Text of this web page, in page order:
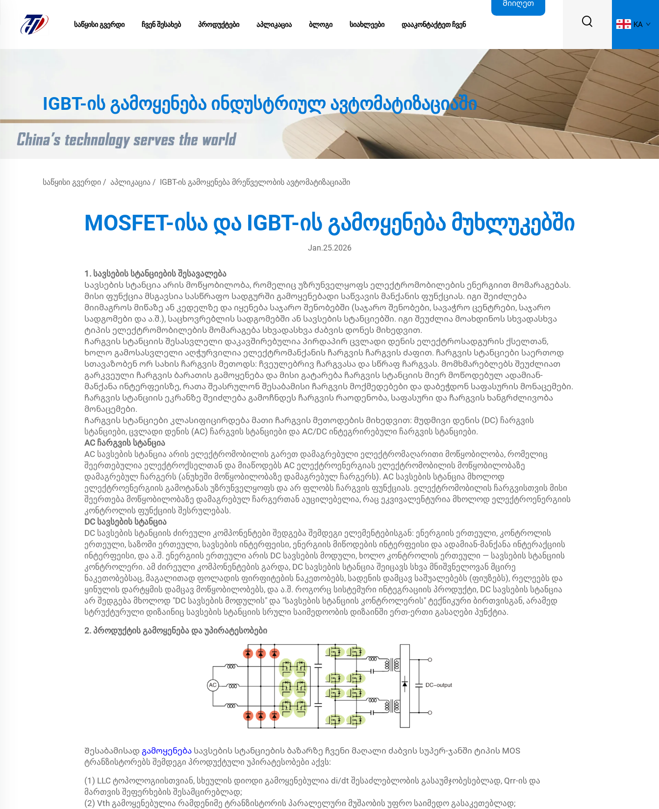
ᲡᲐᲬᲧᲘᲡᲘ ᲒᲕᲔᲠᲓᲘ ᲩᲕᲔᲜ ᲨᲔᲡᲐᲮᲔᲑ ᲞᲠᲝᲓᲣᲥᲢᲔᲑᲘ ᲐᲞᲚᲘᲙᲐᲪᲘᲐ ᲑᲚᲝᲒᲘ ᲡᲘᲐᲮᲚᲔᲔᲑᲘ ᲓᲐᲐᲙᲝᲜᲢᲐᲥᲢᲔᲗ ᲩᲕᲔᲜ
Მიიღეთ
შეთავაზება
KA
IGBT-ის გამოყენება ინდუსტრიულ ავტომატიზაციაში
ᲡᲐᲬᲧᲘᲡᲘ ᲒᲕᲔᲠᲓᲘ / ᲐᲞᲚᲘᲙᲐᲪᲘᲐ / IGBT-ᲘᲡ ᲒᲐᲛᲝᲧᲔᲜᲔᲑᲐ ᲛᲠᲔᲬᲕᲔᲚᲝᲑᲘᲡ ᲐᲕᲢᲝᲛᲐᲢᲘᲖᲐᲪᲘᲐᲨᲘ
MOSFET-ისა და IGBT-ის გამოყენება მუხლუკებში
Jan.25.2026
1. სავსების სტანციების შესავალება
Სავსების სტანცია არის მოწყობილობა, რომელიც უზრუნველყოფს ელექტრომობილების ენერგიით მომარაგებას.
მისი ფუნქცია მსგავსია სასწრაფო სადგურში გამოყენებადი საწვავის მანქანის ფუნქციას. იგი შეიძლება
მიიმაგროს მიწაზე ან კედელზე და იყენება საჯარო შენობებში (საჯარო შენობები, სავაჭრო ცენტრები, საჯარო
სადგომები და ა.შ.), საცხოვრებლის სადგომებში ან სავსების სტანციებში. იგი შეუძლია მოახდინოს სხვადასხვა
ტიპის ელექტრომობილების მომარაგება სხვადასხვა ძაბვის დონეს მიხედვით.
Ჩარგვის სტანციის შესასვლელი დაკავშირებულია პირდაპირ ცვლადი დენის ელექტროსადგურის ქსელთან,
ხოლო გამოსასვლელი აღჭურვილია ელექტრომანქანის ჩარგვის ჩარგვის ძაფით. ჩარგვის სტანციები საერთოდ
სთავაზობენ ორ სახის ჩარგვის მეთოდს: ჩვეულებრივ ჩარგვასა და სწრაფ ჩარგვას. მომხმარებლებს შეუძლიათ
გარკვეული ჩარგვის ბარათის გამოყენება და მისი გატარება ჩარგვის სტანციის მიერ მოწოდებულ ადამიან-
მანქანა ინტერფეისზე, რათა შეასრულონ შესაბამისი ჩარგვის მოქმედებები და დაბეჭდონ საფასურის მონაცემები.
ჩარგვის სტანციის ეკრანზე შეიძლება გამოჩნდეს ჩარგვის რაოდენობა, საფასური და ჩარგვის ხანგრძლივობა
მონაცემები.
Ჩარგვის სტანციები კლასიფიცირდება მათი ჩარგვის მეთოდების მიხედვით: მუდმივი დენის (DC) ჩარგვის
სტანციები, ცვლადი დენის (AC) ჩარგვის სტანციები და AC/DC ინტეგრირებული ჩარგვის სტანციები.
AC ჩარგვის სტანცია
AC სავსების სტანცია არის ელექტრომობილის გარეთ დამაგრებული ელექტრომაღარითი მოწყობილობა, რომელიც
შეერთებულია ელექტროქსელთან და მიაწოდებს AC ელექტროენერგიას ელექტრომობილის მოწყობილობაზე
დამაგრებულ ჩარგერს (ანუხეში მოწყობილობაზე დამაგრებულ ჩარგერს). AC სავსების სტანცია მხოლოდ
ელექტროენერგიის გამოტანას უზრუნველყოფს და არ ფლობს ჩარგვის ფუნქციას. ელექტრომობილის ჩარგვისთვის მისი
შეერთება მოწყობილობაზე დამაგრებულ ჩარგერთან აუცილებელია, რაც ეკვივალენტურია მხოლოდ ელექტროენერგიის
კონტროლის ფუნქციის შესრულებას.
DC სავსების სტანცია
DC სავსების სტანციის ძირეული კომპონენტები შედგება შემდეგი ელემენტებისგან: ენერგიის ერთეული, კონტროლის
ერთეული, საზომი ერთეული, სავსების ინტერფეისი, ენერგიის მიწოდების ინტერფეისი და ადამიან-მანქანა ინტერაქციის
ინტერფეისი, და ა.შ. ენერგიის ერთეული არის DC სავსების მოდული, ხოლო კონტროლის ერთეული — სავსების სტანციის
კონტროლერი. ამ ძირეული კომპონენტების გარდა, DC სავსების სტანცია შეიცავს სხვა მნიშვნელოვან მცირე
ნაკეთობებსაც, მაგალითად ფოლადის ფირფიტების ნაკეთობებს, სადენის დამცავ საშუალებებს (ფიუზებს), რელეებს და
ყინულის დარტყმის დამცავ მოწყობილობებს, და ა.შ. როგორც სისტემური ინტეგრაციის პროდუქტი, DC სავსების სტანცია
არ შედგება მხოლოდ "DC სავსების მოდულის" და "სავსების სტანციის კონტროლერის" ტექნიკური ბირთვისგან, არამედ
სტრუქტურული დიზაინიც სავსების სტანციის სრული საიმედოობის დიზაინში ერთ-ერთი გასაღები პუნქტია.
2. პროდუქტის გამოყენება და უპირატესობები
Შესაბამისად გამოყენება სავსების სტანციების ბაზარზე ჩვენი მაღალი ძაბვის სუპერ-ჯანში ტიპის MOS
ტრანზისტორებს შემდეგი პროდუქტული უპირატესობები აქვს:
(1) LLC ტოპოლოგიისთვიან, სხეულის დიოდი გამოყენებულია di/dt შესაძლებლობის გასაუმჯობესებლად, Qrr-ის და
მართვის შეფერხების შესამცირებლად;
(2) Vth გამოყენებულია რამდენიმე ტრანზისტორის პარალელური მუშაობის უფრო საიმედო გასაკეთებლად;